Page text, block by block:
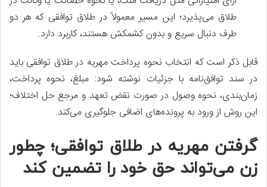
طلاق می‌پذیرد؛ این مسیر معمولاً در طلاق توافقی که هر دو
طرف دنبال سریع و بدون کشمکش هستند، کاربرد دارد.
قابل ذکر است که انتخاب نحوه پرداخت مهریه در طلاق توافقی باید
در سند توافق‌نامه با جزئیات نوشته شود: مبلغ، نحوه پرداخت،
زمان‌بندی، نحوه وصول در صورت نقض تعهد و مرجع حل اختلاف؛
این روش از ورود به پرونده‌های اضافی جلوگیری می‌کند.
گرفتن مهریه در طلاق توافقی؛ چطور
زن می‌تواند حق خود را تضمین کند